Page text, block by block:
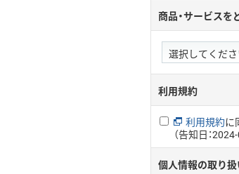
商品・サービス
利用規約
利用規約に
（告知日：
個人情報の取り